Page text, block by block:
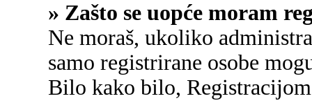
» Zašto se uopće moram
Ne moraš, ukoliko
samo registrirane osobe
Bilo kako bilo,